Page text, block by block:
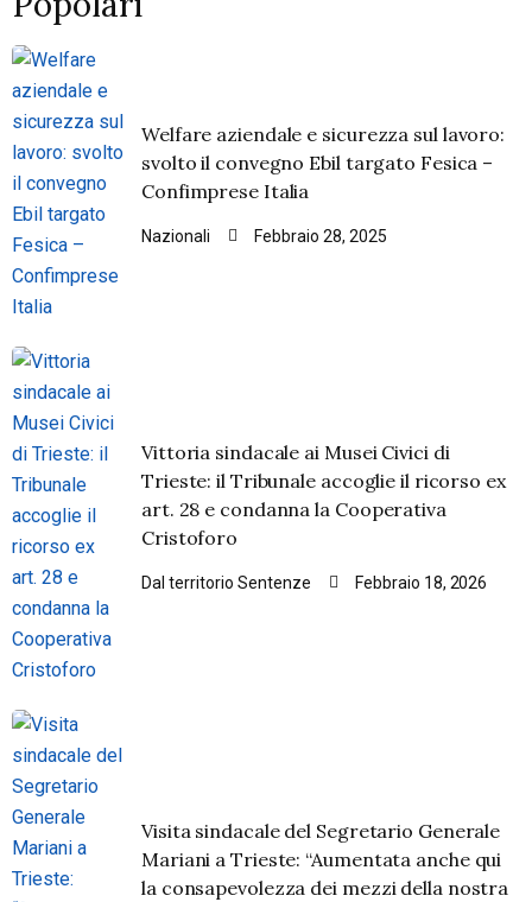
Welfare aziendale e sicurezza sul lavoro:
svolto il convegno Ebil targato Fesica –
Confimprese Italia
Nazionali Febbraio 28, 2025
Vittoria sindacale ai Musei Civici di
Trieste: il Tribunale accoglie il ricorso ex
art. 28 e condanna la Cooperativa
Cristoforo
Dal territorio Sentenze Febbraio 18, 2026
Visita sindacale del Segretario Generale
Mariani a Trieste: “Aumentata anche qui
la consapevolezza dei mezzi della nostra